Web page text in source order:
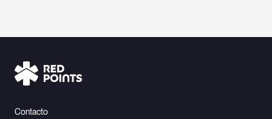
Contacto